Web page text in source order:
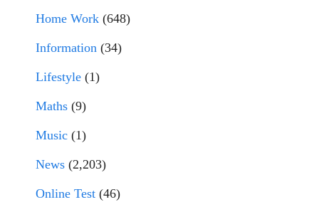
Home Work (648)
Information (34)
Lifestyle (1)
Maths (9)
Music (1)
News (2,203)
Online Test (46)